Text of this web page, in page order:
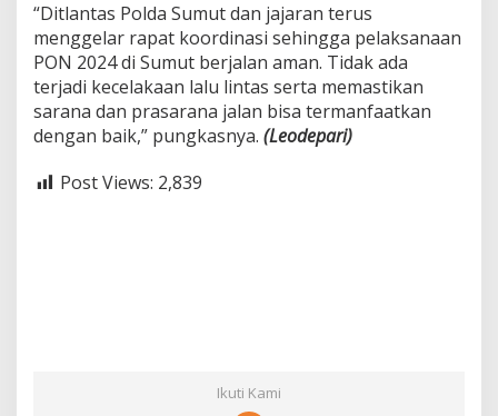
“Ditlantas Polda Sumut dan jajaran terus
menggelar rapat koordinasi sehingga pelaksanaan
PON 2024 di Sumut berjalan aman. Tidak ada
terjadi kecelakaan lalu lintas serta memastikan
sarana dan prasarana jalan bisa termanfaatkan
dengan baik,” pungkasnya. (Leodepari)
Post Views: 2,839
Ikuti Kami